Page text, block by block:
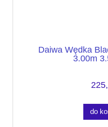
Daiwa Wędka
3.00m
do